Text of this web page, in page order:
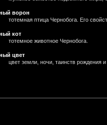
ворон
тотемная птица Чернобога. Его
кот
тотемное животное Чернобога.
цвет
цвет земли, ночи, таинств рождения